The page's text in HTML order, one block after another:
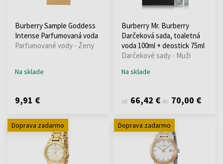
Burberry Sample Goddess
Intense Parfumovaná voda
Parfumované vody - Ženy
Na sklade
9,91 €
Burberry Mr. Burberry
Darčeková sada, toaletná
voda 100ml + deostick 75ml
Darčekové sady - Muži
Na sklade
od 66,42 € do 70,00 €
Doprava zadarmo Doprava zadarmo